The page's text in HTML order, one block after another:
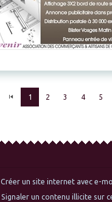
1 2 3 4 5
Créer un site internet avec e-
Signaler un contenu illicite sur